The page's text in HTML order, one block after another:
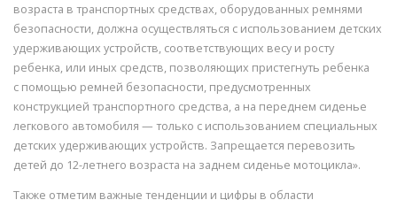
возраста в транспортных средствах, оборудованных ремнями
безопасности, должна осуществляться с использованием детских
удерживающих устройств, соответствующих весу и росту
ребенка, или иных средств, позволяющих пристегнуть ребенка
с помощью ремней безопасности, предусмотренных
конструкцией транспортного средства, а на переднем сиденье
легкового автомобиля — только с использованием специальных
детских удерживающих устройств. Запрещается перевозить
детей до 12-летнего возраста на заднем сиденье мотоцикла».
Также отметим важные тенденции и цифры в области